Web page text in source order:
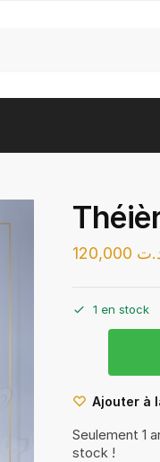
1 en stock
Ajouter à
Seulement 1
stock !